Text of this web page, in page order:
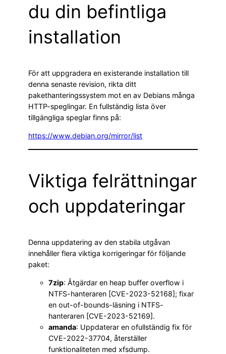
du din befintliga
installation
För att uppgradera en existerande installation till
denna senaste revision, rikta ditt
pakethanteringssystem mot en av Debians många
HTTP-speglingar. En fullständig lista över
tillgängliga speglar finns på:
https://www.debian.org/mirror/list
Viktiga felrättningar
och uppdateringar
Denna uppdatering av den stabila utgåvan
innehåller flera viktiga korrigeringar för följande
paket:
7zip: Åtgärdar en heap buffer overflow i
NTFS-hanteraren [CVE-2023-52168]; fixar
en out-of-bounds-läsning i NTFS-
hanteraren [CVE-2023-52169].
amanda: Uppdaterar en ofullständig fix för
CVE-2022-37704, återställer
funktionaliteten med xfsdump.